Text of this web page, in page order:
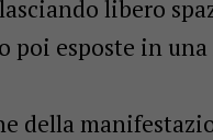
libero
poi esposte in
della